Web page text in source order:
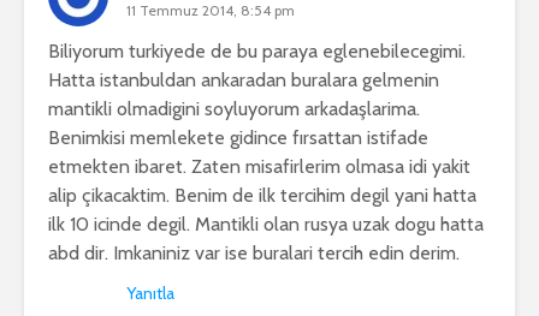
11 Temmuz 2014, 8:54 pm
Biliyorum turkiyede de bu paraya eglenebilecegimi.
Hatta istanbuldan ankaradan buralara gelmenin
mantikli olmadigini soyluyorum arkadaşlarima.
Benimkisi memlekete gidince fırsattan istifade
etmekten ibaret. Zaten misafirlerim olmasa idi yakit
alip çikacaktim. Benim de ilk tercihim degil yani hatta
ilk 10 icinde degil. Mantikli olan rusya uzak dogu hatta
abd dir. Imkaniniz var ise buralari tercih edin derim.
Yanıtla